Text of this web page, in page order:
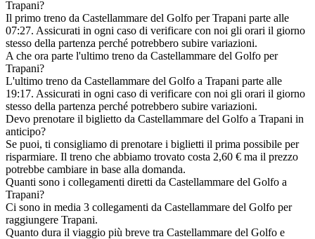
Trapani?
Il primo treno da Castellammare del Golfo per Trapani parte alle
07:27. Assicurati in ogni caso di verificare con noi gli orari il giorno
stesso della partenza perché potrebbero subire variazioni.
A che ora parte l'ultimo treno da Castellammare del Golfo per
Trapani?
L'ultimo treno da Castellammare del Golfo a Trapani parte alle
19:17. Assicurati in ogni caso di verificare con noi gli orari il giorno
stesso della partenza perché potrebbero subire variazioni.
Devo prenotare il biglietto da Castellammare del Golfo a Trapani in
anticipo?
Se puoi, ti consigliamo di prenotare i biglietti il prima possibile per
risparmiare. Il treno che abbiamo trovato costa 2,60 € ma il prezzo
potrebbe cambiare in base alla domanda.
Quanti sono i collegamenti diretti da Castellammare del Golfo a
Trapani?
Ci sono in media 3 collegamenti da Castellammare del Golfo per
raggiungere Trapani.
Quanto dura il viaggio più breve tra Castellammare del Golfo e